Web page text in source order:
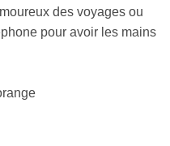
des voyages ou
pour avoir les mains